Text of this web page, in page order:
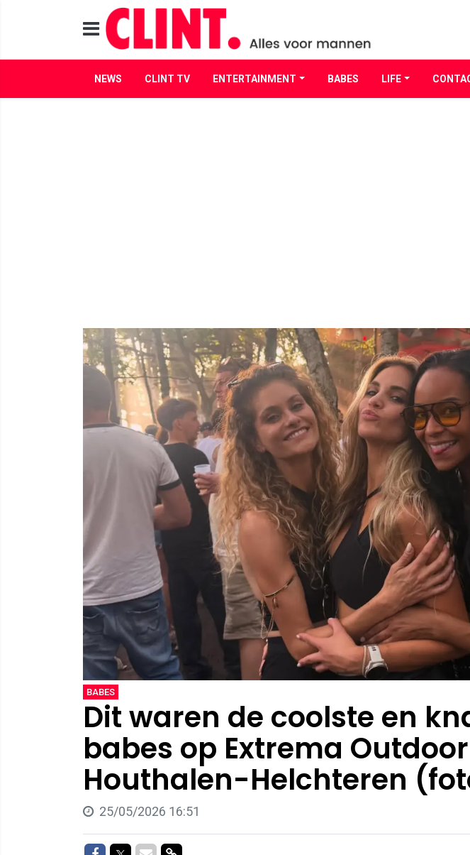
NEWS CLINT TV ENTERTAINMENT BABES LIFE
BABES
Dit waren de coolste en
babes op Extrema
Houthalen-Helchteren
25/05/2026 16:51